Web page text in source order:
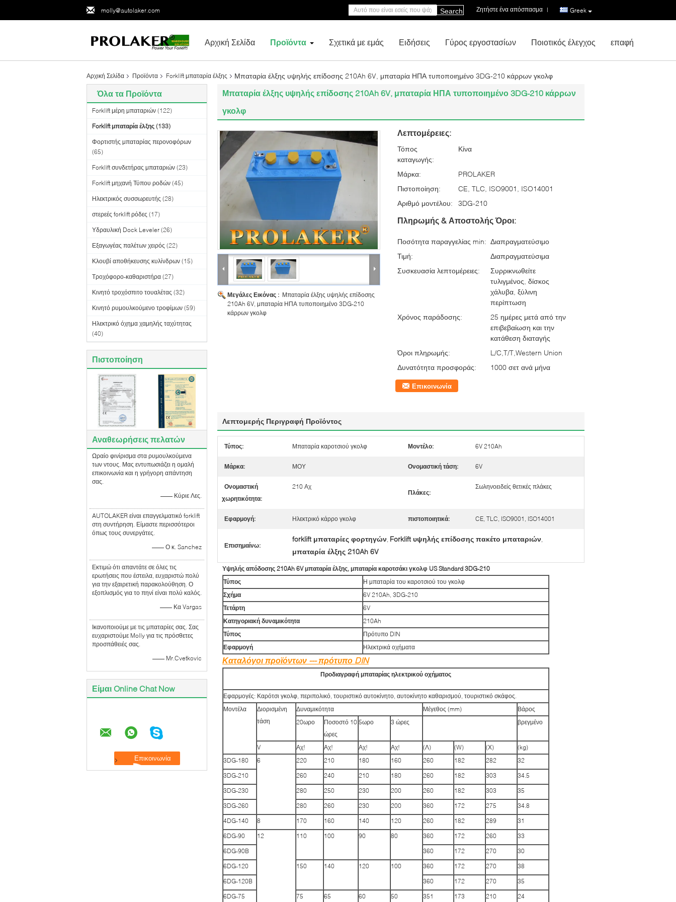
molly@autolaker.com Greek
Ζητήστε ένα απόσπασμα |
Search
Αρχική Σελίδα Προϊόντα Σχετικά με εμάς Ειδήσεις Γύρος εργοστασίων Ποιοτικός έλεγχος επαφή
Αρχική Σελίδα Προϊόντα Forklift μπαταρία έλξης Μπαταρία έλξης υψηλής επίδοσης 210Ah 6V, μπαταρία ΗΠΑ τυποποιημένο 3DG-210 κάρρων γκολφ
Όλα τα Προϊόντα
Forklift μέρη μπαταριών (122)
Forklift μπαταρία έλξης (133)
Φορτιστής μπαταρίας περονοφόρων
(65)
Forklift συνδετήρας μπαταριών (23)
Forklift μηχανή Τύπου ροδών (45)
Ηλεκτρικός συσσωρευτής (28)
στερεές forklift ρόδες (17)
Υδραυλική Dock Leveler (26)
Εξαγωγέας παλέτων χειρός (22)
Κλουβί αποθήκευσης κυλίνδρων (15)
Τροχόφορο-καθαριστήρα (27)
Κινητό τροχόσπιτο τουαλέτας (32)
Κινητό ρυμουλκούμενο τροφίμων (59)
Ηλεκτρικό όχημα χαμηλής ταχύτητας
(40)
Πιστοποίηση
Αναθεωρήσεις πελατών
Ωραίο φινίρισμα στα ρυμουλκούμενα
των ντους. Μας εντυπωσιάζει η ομαλή
επικοινωνία και η γρήγορη απάντηση
σας.
—— Κύριε Λες.
AUTOLAKER είναι επαγγελματικό forklift
στη συντήρηση. Είμαστε περισσότεροι
όπως τους συνεργάτες.
—— Ο κ. Sanchez
Εκτιμώ ότι απαντάτε σε όλες τις
ερωτήσεις που έστειλα, ευχαριστώ πολύ
για την εξαιρετική παρακολούθηση. Ο
εξοπλισμός για το πηνί είναι πολύ καλός.
—— Κα Vargas
Ικανοποιούμε με τις μπαταρίες σας. Σας
ευχαριστούμε Molly για τις πρόσθετες
προσπάθειές σας.
—— Mr.Cvetkovic
Είμαι Online Chat Now
Μπαταρία έλξης υψηλής επίδοσης 210Ah 6V, μπαταρία ΗΠΑ τυποποιημένο 3DG-210 κάρρων
γκολφ
Μεγάλες Εικόνας : Μπαταρία έλξης υψηλής επίδοσης
210Ah 6V, μπαταρία ΗΠΑ τυποποιημένο 3DG-210
κάρρων γκολφ
Λεπτομέρειες:
Τόπος
καταγωγής:
Κίνα
Μάρκα:
PROLAKER
Πιστοποίηση:
CE, TLC, ISO9001, ISO14001
Αριθμό μοντέλου:
3DG-210
Πληρωμής & Αποστολής Όροι:
Ποσότητα παραγγελίας min: Διαπραγματεύσιμο
Τιμή:
Διαπραγματεύσιμα
Συσκευασία λεπτομέρειες:
Συρρικνωθείτε
τυλιγμένος, δίσκος
χάλυβα, ξύλινη
περίπτωση
Χρόνος παράδοσης:
25 ημέρες μετά από την
επιβεβαίωση και την
κατάθεση διαταγής
Όροι πληρωμής:
L/C,T/T,Western Union
Δυνατότητα προσφοράς:
1000 σετ ανά μήνα
Επικοινωνία
Λεπτομερής Περιγραφή Προϊόντος
Τύπος: Μπαταρία καροτσιού γκολφ Μοντέλο: 6V 210Ah
Μάρκα: ΜΟΥ Ονομαστική τάση: 6V
Ονομαστική
χωρητικότητα:
210 Αχ
Πλάκες:
Σωληνοειδείς θετικές πλάκες
Εφαρμογή: Ηλεκτρικό κάρρο γκολφ πιστοποιητικά: CE, TLC, ISO9001, ISO14001
Επισημαίνω:
forklift μπαταρίες φορτηγών, Forklift υψηλής επίδοσης πακέτο μπαταριών,
μπαταρία έλξης 210Ah 6V
Υψηλής απόδοσης 210Ah 6V μπαταρία έλξης, μπαταρία καροτσάκι γκολφ US Standard 3DG-210
Τύπος
Η μπαταρία του καροτσιού του γκολφ
Σχήμα
6V 210Ah, 3DG-210
Τετάρτη
6V
Κατηγοριακή δυναμικότητα
210Ah
Τύπος
Πρότυπο DIN
Εφαρμογή
Ηλεκτρικά οχήματα
Καταλόγοι προϊόντων --- πρότυπο DIN
Προδιαγραφή μπαταρίας ηλεκτρικού οχήματος
Εφαρμογές: Καρότσι γκολφ, περιπολικό, τουριστικό αυτοκίνητο, αυτοκίνητο καθαρισμού, τουριστικό σκάφος.
Μοντέλα
Διορισμένη
τάση
Δυναμικότητα Μέγεθος (mm)
Βάρος
20ωρο
Ποσοστό 10
ώρες
5ωρο 3 ώρες βρεγμένο
V Αχ! Αχ! Αχ! Αχ! (Λ) (W) (Χ)
(kg)
3DG-180
6 220 210 180 160 260 182 282
32
3DG-210
260 240 210 180 260 182 303
34.5
3DG-230
280 250 230 200 260 182 303
35
3DG-260
280 260 230 200 360 172 275
34.8
4DG-140
8 170 160 140 120 260 182 289
31
6DG-90
12 110 100 90 80 360 172 260
33
6DG-90B
360 172 270
30
6DG-120
150 140 120 100 360 172 270
38
6DG-120B
360 172 270
35
6DG-75
75 65 60 50 351 173 210
24